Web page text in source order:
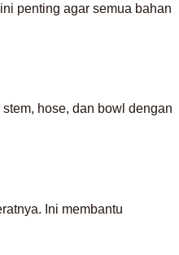
penting agar semua bahan
hose, dan bowl dengan
Ini membantu